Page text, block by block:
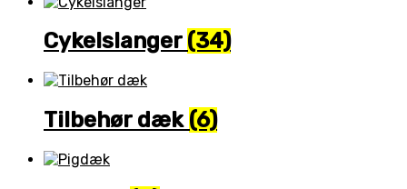
Cykelslanger (34)
Tilbehør dæk (6)